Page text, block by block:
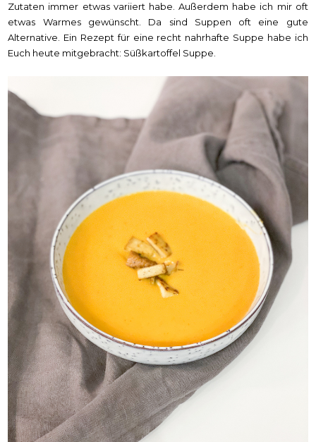
Zutaten immer etwas variiert habe. Außerdem habe ich mir oft
etwas Warmes gewünscht. Da sind Suppen oft eine gute
Alternative. Ein Rezept für eine recht nahrhafte Suppe habe ich
Euch heute mitgebracht: Süßkartoffel Suppe.